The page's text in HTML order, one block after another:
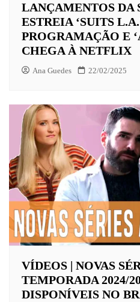
LANÇAMENTOS DA
ESTREIA ‘SUITS
PROGRAMAÇÃO E
CHEGA À NETFLIX
Ana Guedes 22/02/2025
VÍDEOS | NOVAS
TEMPORADA 2024/
DISPONÍVEIS NO